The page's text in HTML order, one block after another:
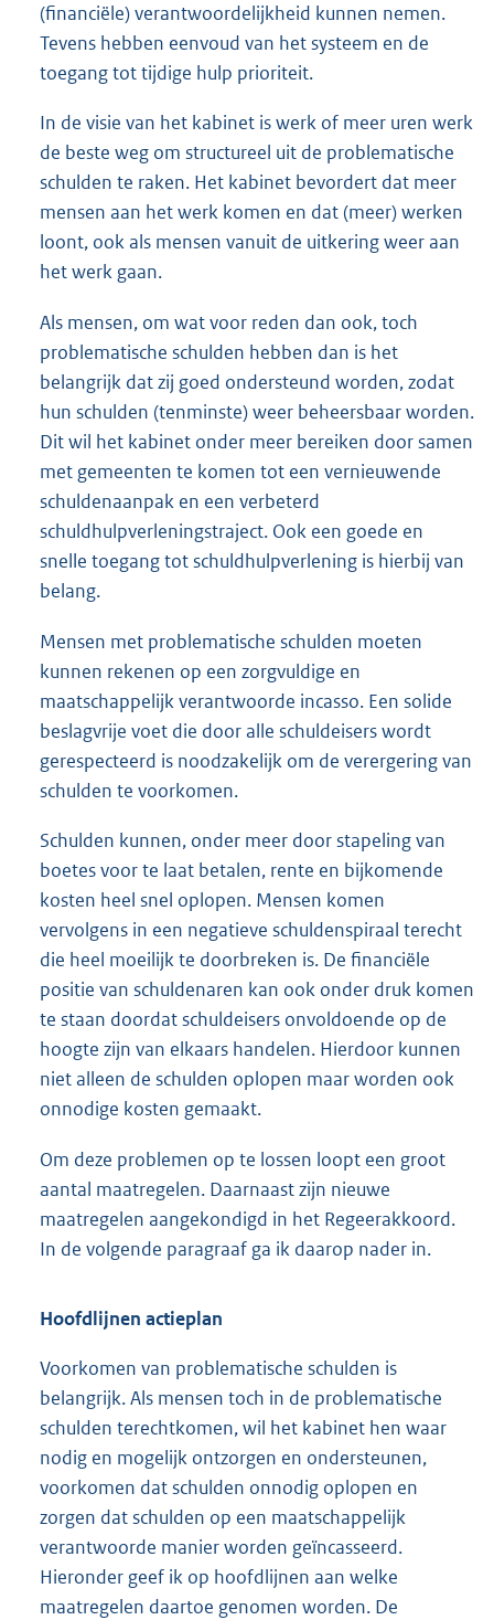
(financiële) verantwoordelijkheid kunnen nemen.
Tevens hebben eenvoud van het systeem en de
toegang tot tijdige hulp prioriteit.
In de visie van het kabinet is werk of meer uren werk
de beste weg om structureel uit de problematische
schulden te raken. Het kabinet bevordert dat meer
mensen aan het werk komen en dat (meer) werken
loont, ook als mensen vanuit de uitkering weer aan
het werk gaan.
Als mensen, om wat voor reden dan ook, toch
problematische schulden hebben dan is het
belangrijk dat zij goed ondersteund worden, zodat
hun schulden (tenminste) weer beheersbaar worden.
Dit wil het kabinet onder meer bereiken door samen
met gemeenten te komen tot een vernieuwende
schuldenaanpak en een verbeterd
schuldhulpverleningstraject. Ook een goede en
snelle toegang tot schuldhulpverlening is hierbij van
belang.
Mensen met problematische schulden moeten
kunnen rekenen op een zorgvuldige en
maatschappelijk verantwoorde incasso. Een solide
beslagvrije voet die door alle schuldeisers wordt
gerespecteerd is noodzakelijk om de verergering van
schulden te voorkomen.
Schulden kunnen, onder meer door stapeling van
boetes voor te laat betalen, rente en bijkomende
kosten heel snel oplopen. Mensen komen
vervolgens in een negatieve schuldenspiraal terecht
die heel moeilijk te doorbreken is. De financiële
positie van schuldenaren kan ook onder druk komen
te staan doordat schuldeisers onvoldoende op de
hoogte zijn van elkaars handelen. Hierdoor kunnen
niet alleen de schulden oplopen maar worden ook
onnodige kosten gemaakt.
Om deze problemen op te lossen loopt een groot
aantal maatregelen. Daarnaast zijn nieuwe
maatregelen aangekondigd in het Regeerakkoord.
In de volgende paragraaf ga ik daarop nader in.
Hoofdlijnen actieplan
Voorkomen van problematische schulden is
belangrijk. Als mensen toch in de problematische
schulden terechtkomen, wil het kabinet hen waar
nodig en mogelijk ontzorgen en ondersteunen,
voorkomen dat schulden onnodig oplopen en
zorgen dat schulden op een maatschappelijk
verantwoorde manier worden geïncasseerd.
Hieronder geef ik op hoofdlijnen aan welke
maatregelen daartoe genomen worden. De